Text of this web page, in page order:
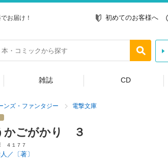
お届け！ 初めてのお客様へ
雑誌 CD
ンズ・ファンタジー 電撃文庫
かごがかり ３
４１７７
／〔著〕